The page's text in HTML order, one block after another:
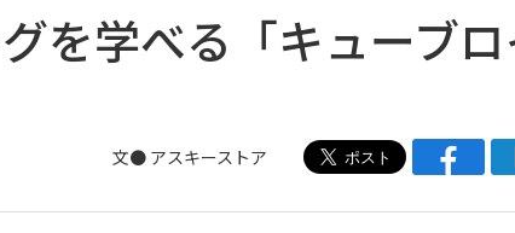
を学べる「キューブロ
文● アスキーストア